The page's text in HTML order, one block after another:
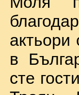
актьори
в
сте